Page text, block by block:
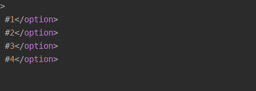
#1</option>
#2</option>
#3</option>
#4</option>